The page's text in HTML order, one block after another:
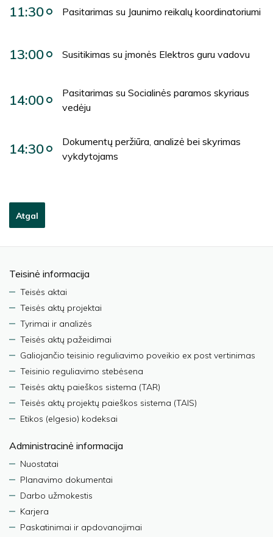
11:30 Pasitarimas su Jaunimo reikalų koordinatoriumi
13:00 Susitikimas su įmonės Elektros guru vadovu
14:00
Pasitarimas su Socialinės paramos skyriaus
vedėju
14:30
Dokumentų peržiūra, analizė bei skyrimas
vykdytojams
Atgal
Teisinė informacija
Teisės aktai
Teisės aktų projektai
Tyrimai ir analizės
Teisės aktų pažeidimai
Galiojančio teisinio reguliavimo poveikio ex post vertinimas
Teisinio reguliavimo stebėsena
Teisės aktų paieškos sistema (TAR)
Teisės aktų projektų paieškos sistema (TAIS)
Etikos (elgesio) kodeksai
Administracinė informacija
Nuostatai
Planavimo dokumentai
Darbo užmokestis
Karjera
Paskatinimai ir apdovanojimai